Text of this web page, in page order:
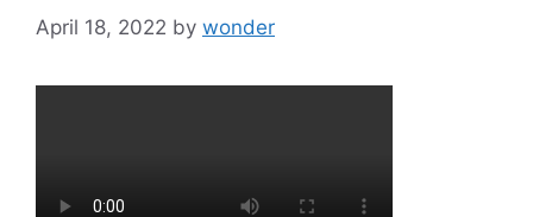
April 18, 2022 by wonder